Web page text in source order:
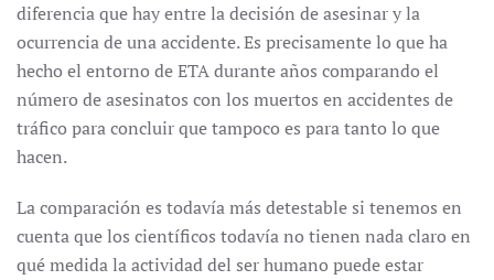
diferencia que hay entre la decisión de asesinar y la
ocurrencia de una accidente. Es precisamente lo que ha
hecho el entorno de ETA durante años comparando el
número de asesinatos con los muertos en accidentes de
tráfico para concluir que tampoco es para tanto lo que
hacen.
La comparación es todavía más detestable si tenemos en
cuenta que los científicos todavía no tienen nada claro en
qué medida la actividad del ser humano puede estar